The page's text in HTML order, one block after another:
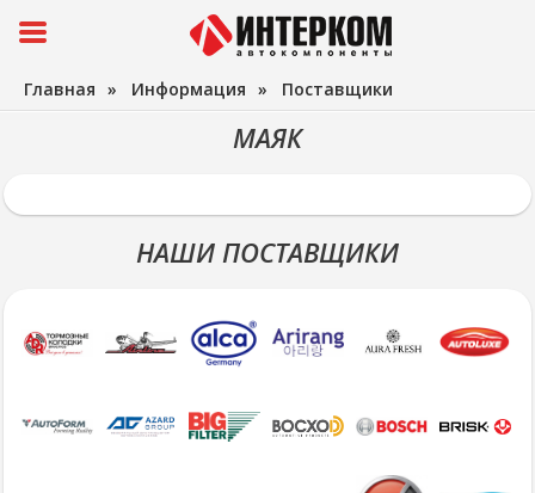
Главная » Информация » Поставщики
МАЯК
НАШИ ПОСТАВЩИКИ